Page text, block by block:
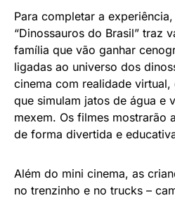
Para completar a
“Dinossauros do Brasil” traz
família que vão ganhar
ligadas ao universo dos
cinema com realidade
que simulam jatos de água e
mexem. Os filmes mostrarão
de forma divertida e
Além do mini cinema, as
no trenzinho e no trucks –